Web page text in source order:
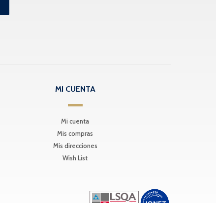
MI CUENTA
Mi cuenta
Mis compras
Mis direcciones
Wish List